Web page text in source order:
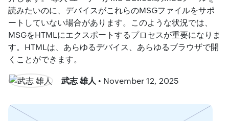
読みたいのに、デバイスがこれらのMSGファイルをサポ
ートしていない場合があります。このような状況では、
MSGをHTMLにエクスポートするプロセスが重要になりま
す。HTMLは、あらゆるデバイス、あらゆるブラウザで開
くことができます。
武志 雄人 • November 12, 2025